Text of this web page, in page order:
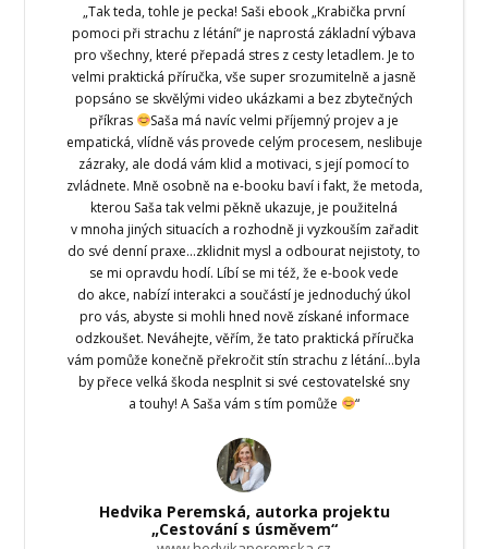
„Tak teda, tohle je pecka! Saši ebook „Krabička první
pomoci při strachu z létání“ je naprostá základní výbava
pro všechny, které přepadá stres z cesty letadlem. Je to
velmi praktická příručka, vše super srozumitelně a jasně
popsáno se skvělými video ukázkami a bez zbytečných
příkras
Saša má navíc velmi příjemný projev a je
empatická, vlídně vás provede celým procesem, neslibuje
zázraky, ale dodá vám klid a motivaci, s její pomocí to
zvládnete. Mně osobně na e-booku baví i fakt, že metoda,
kterou Saša tak velmi pěkně ukazuje, je použitelná
v mnoha jiných situacích a rozhodně ji vyzkouším zařadit
do své denní praxe…zklidnit mysl a odbourat nejistoty, to
se mi opravdu hodí. Líbí se mi též, že e-book vede
do akce, nabízí interakci a součástí je jednoduchý úkol
pro vás, abyste si mohli hned nově získané informace
odzkoušet. Neváhejte, věřím, že tato praktická příručka
vám pomůže konečně překročit stín strachu z létání…byla
by přece velká škoda nesplnit si své cestovatelské sny
a touhy! A Saša vám s tím pomůže
“
Hedvika Peremská, autorka projektu
„Cestování s úsměvem“